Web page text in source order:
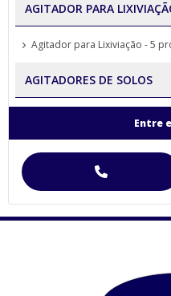
AGITADOR PARA
Agitador para Lixiviação - 5
AGITADORES DE SOLOS
Agitador para Separação de
Agitador Proveta - 120 Provas
Entre